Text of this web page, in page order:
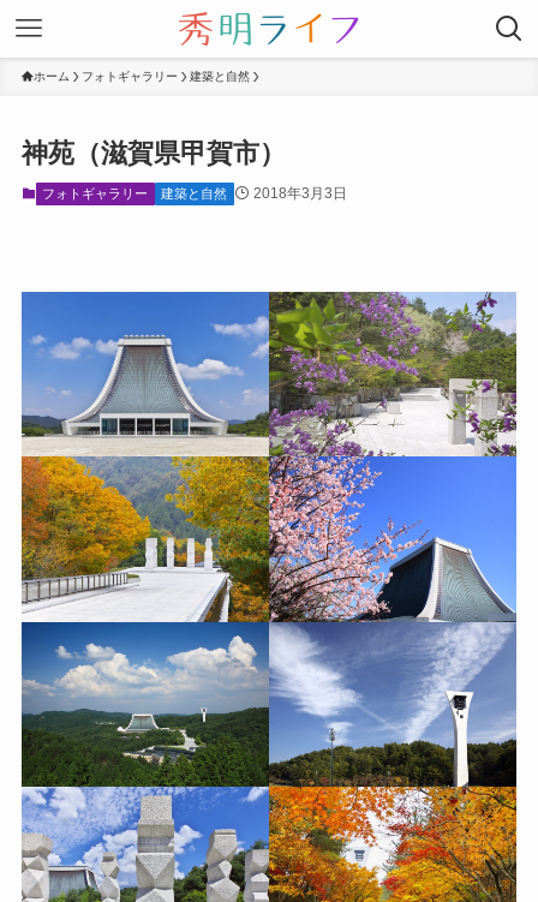
ホーム フォトギャラリー 建築と自然
神苑（滋賀県甲賀市）
フォトギャラリー 建築と自然 2018年3月3日